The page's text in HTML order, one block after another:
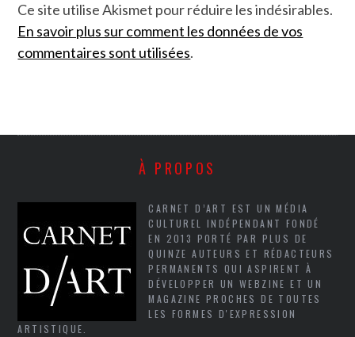
Ce site utilise Akismet pour réduire les indésirables.
En savoir plus sur comment les données de vos
commentaires sont utilisées.
À PROPOS
CARNET D’ART EST UN MÉDIA
CULTUREL INDÉPENDANT FONDÉ
EN 2013 PORTÉ PAR PLUS DE
QUINZE AUTEURS ET RÉDACTEURS
PERMANENTS QUI ASPIRENT À
DÉVELOPPER UN WEBZINE ET UN
MAGAZINE PROCHES DE TOUTES
LES FORMES D'EXPRESSION
ARTISTIQUE.